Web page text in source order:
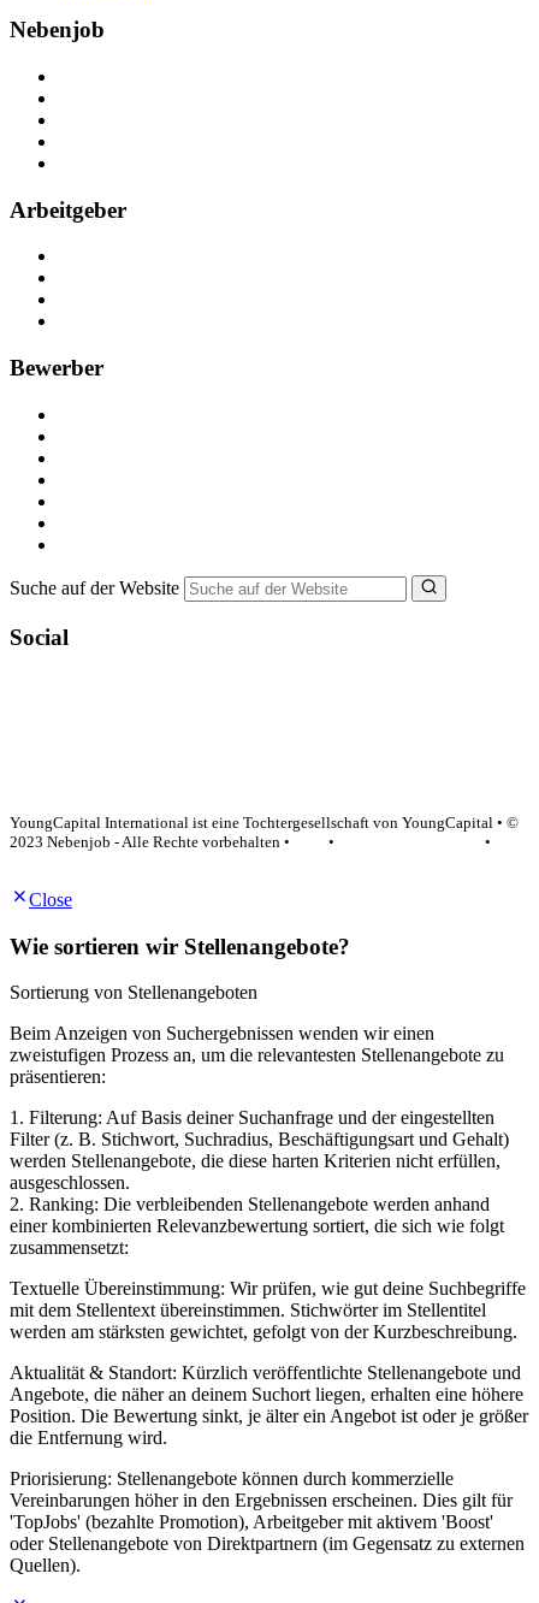
Nebenjob
Arbeitgeber
Bewerber
Suche auf der Website
Social
YoungCapital International ist eine Tochtergesellschaft von YoungCapital • ©
2023 Nebenjob - Alle Rechte vorbehalten •
•
•
Close
Wie sortieren wir Stellenangebote?
Sortierung von Stellenangeboten
Beim Anzeigen von Suchergebnissen wenden wir einen
zweistufigen Prozess an, um die relevantesten Stellenangebote zu
präsentieren:
1. Filterung: Auf Basis deiner Suchanfrage und der eingestellten
Filter (z. B. Stichwort, Suchradius, Beschäftigungsart und Gehalt)
werden Stellenangebote, die diese harten Kriterien nicht erfüllen,
ausgeschlossen.
2. Ranking: Die verbleibenden Stellenangebote werden anhand
einer kombinierten Relevanzbewertung sortiert, die sich wie folgt
zusammensetzt:
Textuelle Übereinstimmung: Wir prüfen, wie gut deine Suchbegriffe
mit dem Stellentext übereinstimmen. Stichwörter im Stellentitel
werden am stärksten gewichtet, gefolgt von der Kurzbeschreibung.
Aktualität & Standort: Kürzlich veröffentlichte Stellenangebote und
Angebote, die näher an deinem Suchort liegen, erhalten eine höhere
Position. Die Bewertung sinkt, je älter ein Angebot ist oder je größer
die Entfernung wird.
Priorisierung: Stellenangebote können durch kommerzielle
Vereinbarungen höher in den Ergebnissen erscheinen. Dies gilt für
'TopJobs' (bezahlte Promotion), Arbeitgeber mit aktivem 'Boost'
oder Stellenangebote von Direktpartnern (im Gegensatz zu externen
Quellen).